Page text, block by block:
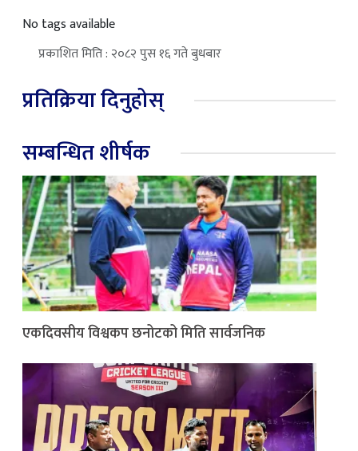
No tags available
प्रकाशित मिति : २०८२ पुस १६ गते बुधबार
प्रतिक्रिया दिनुहोस्
सम्बन्धित शीर्षक
एकदिवसीय विश्वकप छनोटको मिति सार्वजनिक